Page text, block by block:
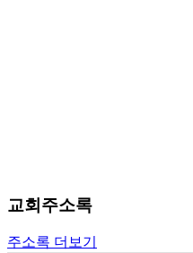
절
리
교회주소록
주소록 더보기